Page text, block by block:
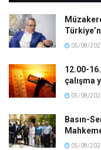
05/08/
12.00-
çalışma
05/08/
Basın-
05/08/